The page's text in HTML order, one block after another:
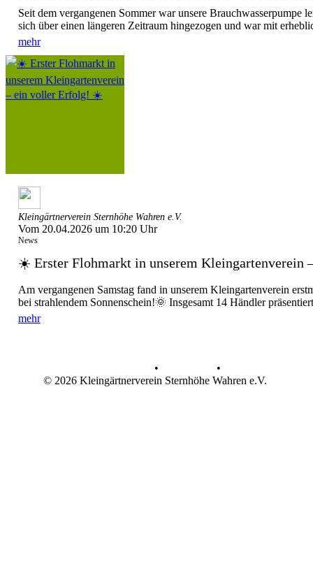
Seit dem vergangenen Sommer war unsere Brauchwasserpumpe
sich über einen längeren Zeitraum hingezogen und war mit
mehr
Kleingärtnerverein Sternhöhe Wahren e.V.
Vom 20.04.2026 um 10:20 Uhr
News
☀️ Erster Flohmarkt in unserem Kleingartenverein
Am vergangenen Samstag fand in unserem Kleingartenverein
bei strahlendem Sonnenschein!🌞 Insgesamt 14 Händler
mehr
•
•
© 2026 Kleingärtnerverein Sternhöhe Wahren e.V.